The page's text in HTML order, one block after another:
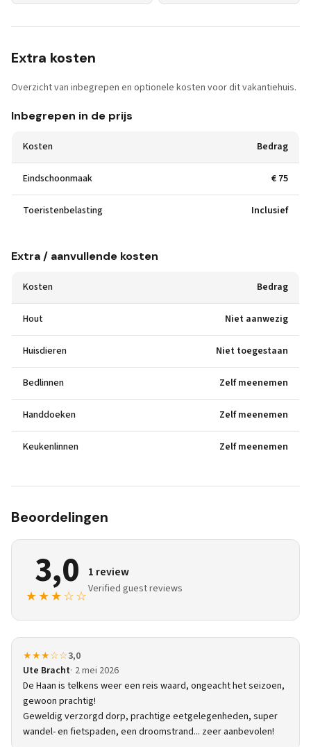
Extra kosten
Overzicht van inbegrepen en optionele kosten voor dit vakantiehuis.
Inbegrepen in de prijs
Kosten Bedrag
Eindschoonmaak € 75
Toeristenbelasting Inclusief
Extra / aanvullende kosten
Kosten Bedrag
Hout Niet aanwezig
Huisdieren Niet toegestaan
Bedlinnen Zelf meenemen
Handdoeken Zelf meenemen
Keukenlinnen Zelf meenemen
Beoordelingen
3,0
★★★☆☆
1 review
Verified guest reviews
★★★☆☆3,0
Ute Bracht 2 mei 2026
De Haan is telkens weer een reis waard, ongeacht het seizoen,
gewoon prachtig!
Geweldig verzorgd dorp, prachtige eetgelegenheden, super
wandel- en fietspaden, een droomstrand... zeer aanbevolen!